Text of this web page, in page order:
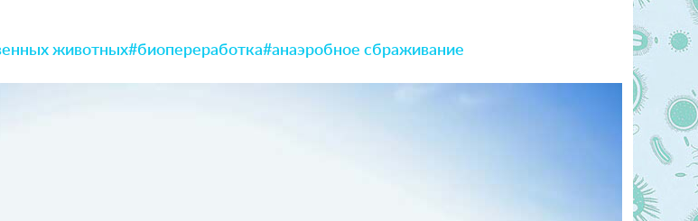
животных#биопереработка#анаэробное сбраживание